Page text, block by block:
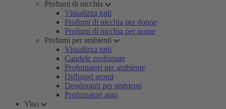
Profumi di nicchia
Visualizza tutti
Profumi di nicchia per donne
Profumi di nicchia per uomo
Profumi per ambienti
Visualizza tutti
Candele profumate
Profumatori per ambiente
Diffusori aromi
Deodoranti per ambienti
Profumatori auto
Viso